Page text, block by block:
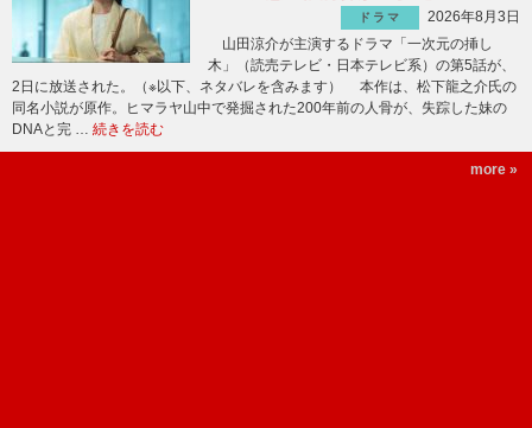
ドラマ
2026年8月3日
山田涼介が主演するドラマ「一次元の挿し
木」（読売テレビ・日本テレビ系）の第5話が、
2日に放送された。（※以下、ネタバレを含みます） 本作は、松下龍之介氏の
同名小説が原作。ヒマラヤ山中で発掘された200年前の人骨が、失踪した妹の
DNAと完 … 続きを読む
more »